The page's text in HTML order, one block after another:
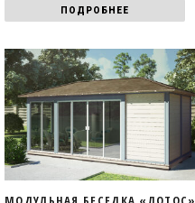
ПОДРОБНЕЕ